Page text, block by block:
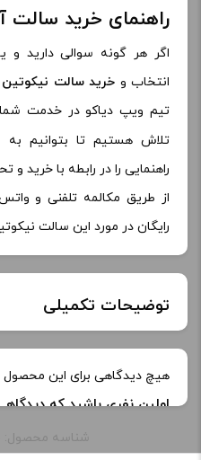
راهنمای خرید سالت
اگر هر گونه سوالی دارید و
انتخاب و خرید سالت نیکوتین
تیم ویپ دیاکو در خدمت
تلاش هستیم تا بتوانیم به
راهنمایی را در رابطه با خرید و
از طریق مکالمه تلفنی و
رایگان در مورد این سالت
توضیحات تکمیلی
خنکی بدون یخ
هیچ دیدگاهی برای این
اولین نفری باشید که
شناسه محصول: DIACO-0022975